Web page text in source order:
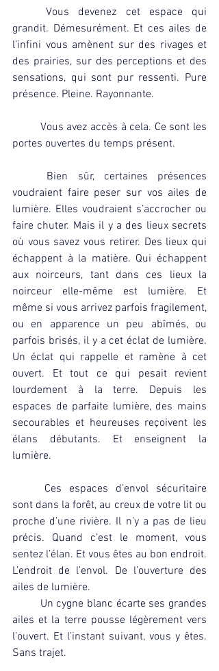
	Vous devenez cet espace qui
grandit. Démesurément. Et ces ailes de
l’infini vous amènent sur des rivages et
des prairies, sur des perceptions et des
sensations, qui sont pur ressenti. Pure
présence. Pleine. Rayonnante.
portes ouvertes du temps présent.
voudraient faire peser sur vos ailes de
lumière. Elles voudraient s’accrocher ou
faire chuter. Mais il y a des lieux secrets
où vous savez vous retirer. Des lieux qui
échappent à la matière. Qui échappent
aux noirceurs, tant dans ces lieux la
noirceur elle-même est lumière. Et
même si vous arrivez parfois fragilement,
ou en apparence un peu abîmés, ou
parfois brisés, il y a cet éclat de lumière.
Un éclat qui rappelle et ramène à cet
ouvert. Et tout ce qui pesait revient
lourdement à la terre. Depuis les
espaces de parfaite lumière, des mains
secourables et heureuses reçoivent les
élans débutants. Et enseignent la
lumière.
sont dans la forêt, au creux de votre lit ou
proche d’une rivière. Il n’y a pas de lieu
précis. Quand c’est le moment, vous
sentez l’élan. Et vous êtes au bon endroit.
L’endroit de l’envol. De l’ouverture des
ailes de lumière.
ailes et la terre pousse légèrement vers
l’ouvert. Et l’instant suivant, vous y êtes.
Sans trajet.